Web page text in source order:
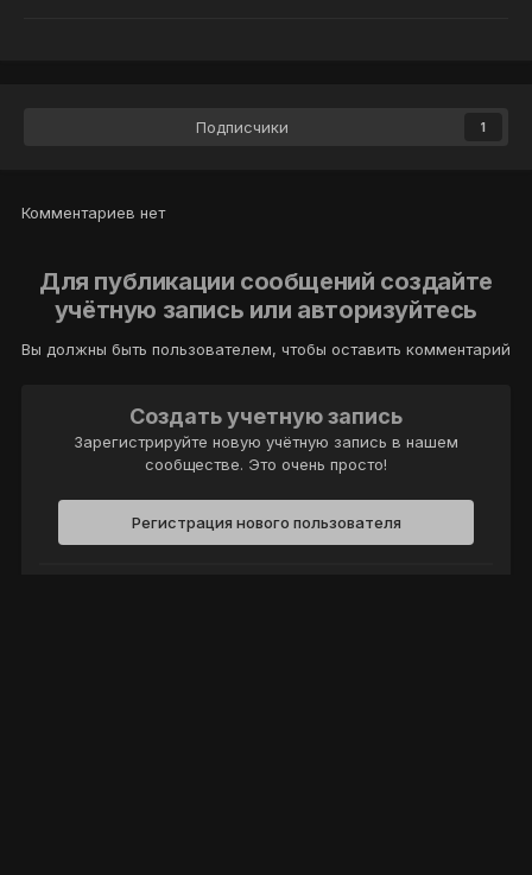
Подписчики 1
Комментариев нет
Для публикации сообщений создайте
учётную запись или авторизуйтесь
Вы должны быть пользователем, чтобы оставить комментарий
Создать учетную запись
Зарегистрируйте новую учётную запись в нашем
сообществе. Это очень просто!
Регистрация нового пользователя